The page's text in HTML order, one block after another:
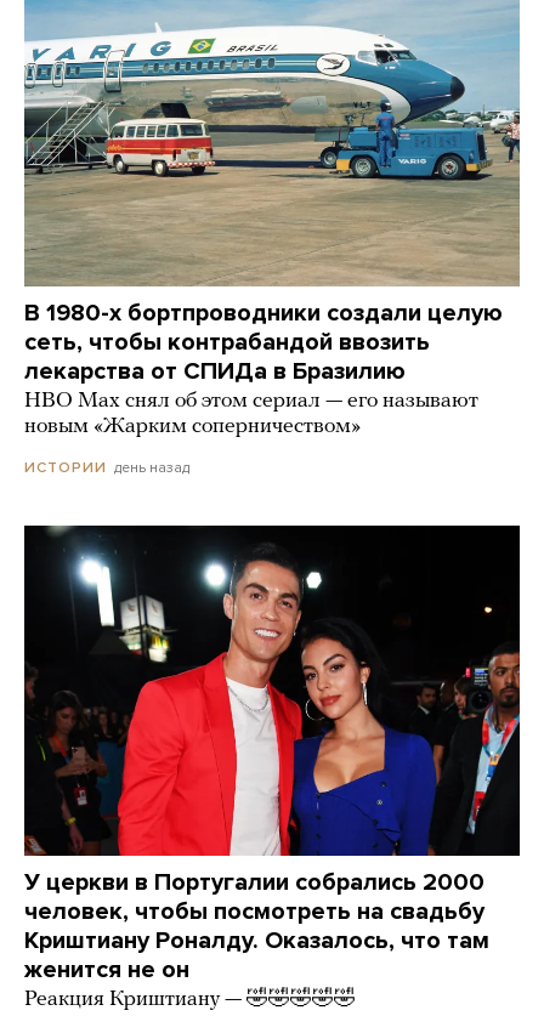
В 1980-х бортпроводники создали целую
сеть, чтобы контрабандой ввозить
лекарства от СПИДа в Бразилию
HBO Max снял об этом сериал — его называют
новым «Жарким соперничеством»
ИСТОРИИ день назад
У церкви в Португалии собрались 2000
человек, чтобы посмотреть на свадьбу
Криштиану Роналду. Оказалось, что там
женится не он
Реакция Криштиану — 🤣🤣🤣🤣🤣